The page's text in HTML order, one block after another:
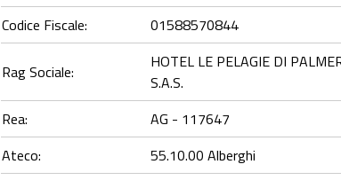
Codice Fiscale:
01588570844
Rag Sociale:
HOTEL LE PELAGIE DI
S.A.S.
Rea:
AG - 117647
Ateco:
55.10.00 Alberghi